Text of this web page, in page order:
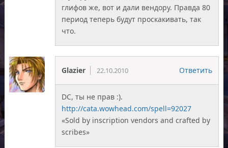
глифов же, вот и дали вендору. Правда 80
период теперь будут проскакивать, так
что.
Glazier 22.10.2010 Ответить
DC, ты не прав :).
http://cata.wowhead.com/spell=92027
«Sold by inscription vendors and crafted by
scribes»